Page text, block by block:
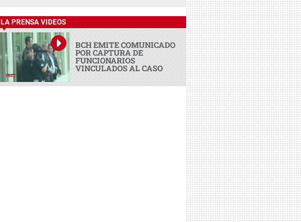
LA PRENSA VIDEOS
BCH EMITE COMUNICADO
POR CAPTURA DE
FUNCIONARIOS
VINCULADOS AL CASO